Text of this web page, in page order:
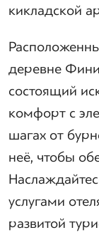
кикладской
деревне
состоящий
комфорт с
шагах от
неё, чтобы
услугами
развитой